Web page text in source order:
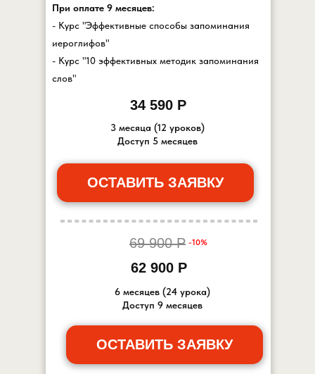
При оплате 9 месяцев:
- Курс "Эффективные способы запоминания
иероглифов"
- Курс "10 эффективных методик запоминания
слов"
ОСТАВИТЬ ЗАЯВКУ
34 590 Р
3 месяца (12 уроков)
Доступ 5 месяцев
ОСТАВИТЬ ЗАЯВКУ
62 900 Р
6 месяцев (24 урока)
Доступ 9 месяцев
69 900 Р -10%